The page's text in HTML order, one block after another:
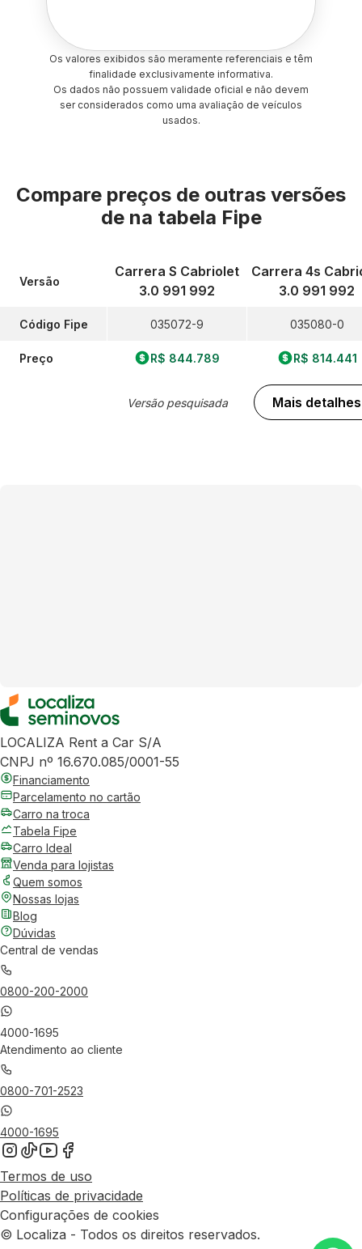
Os valores exibidos são meramente referenciais e têm
finalidade exclusivamente informativa.
Os dados não possuem validade oficial e não devem
ser considerados como uma avaliação de veículos
usados.
Compare preços de outras versões
de na tabela Fipe
Versão
Código Fipe
Preço
Carrera S Cabriolet
3.0 991 992
035072-9
R$ 844.789
Versão pesquisada
Carrera 4s
3.0 991 992
035080-0
R$ 814.441
Mais detalhes
LOCALIZA Rent a Car S/A
CNPJ nº 16.670.085/0001-55
Financiamento
Parcelamento no cartão
Carro na troca
Tabela Fipe
Carro Ideal
Venda para lojistas
Quem somos
Nossas lojas
Blog
Dúvidas
Central de vendas
0800-200-2000
4000-1695
Atendimento ao cliente
0800-701-2523
4000-1695
Termos de uso
Políticas de privacidade
Configurações de cookies
© Localiza - Todos os direitos reservados.